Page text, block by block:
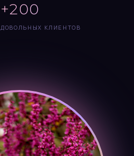
+200
ДОВОЛЬНЫХ КЛИЕНТОВ